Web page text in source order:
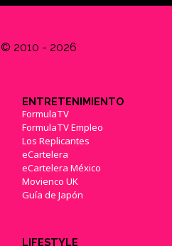
© 2010 - 2026
ENTRETENIMIENTO
FormulaTV
FormulaTV Empleo
Los Replicantes
eCartelera
eCartelera México
Movienco UK
Guía de Japón
LIFESTYLE